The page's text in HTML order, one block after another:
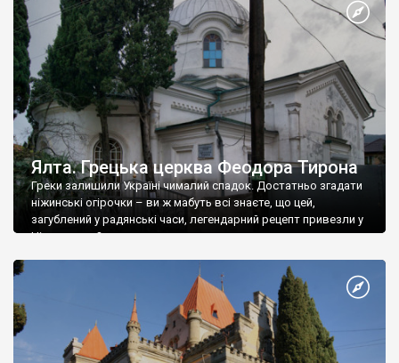
Ялта. Грецька церква Феодора Тирона
Греки залишили Україні чималий спадок. Достатньо згадати
ніжинські огірочки – ви ж мабуть всі знаєте, що цей,
загублений у радянські часи, легендарний рецепт привезли у
Ніжин греки?